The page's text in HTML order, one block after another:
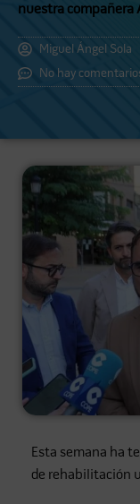
nuestra compañera
Miguel Ángel Sola
No hay
Esta semana ha
de rehabilitación